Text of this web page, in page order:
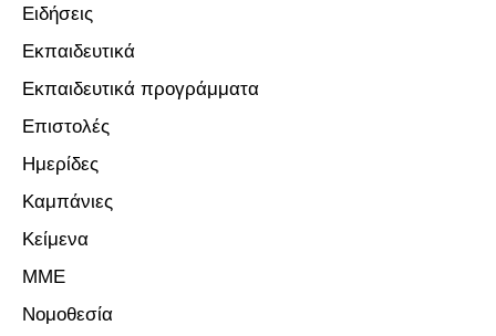
Ειδήσεις
Εκπαιδευτικά
Εκπαιδευτικά προγράμματα
Επιστολές
Ημερίδες
Καμπάνιες
Κείμενα
ΜΜΕ
Νομοθεσία